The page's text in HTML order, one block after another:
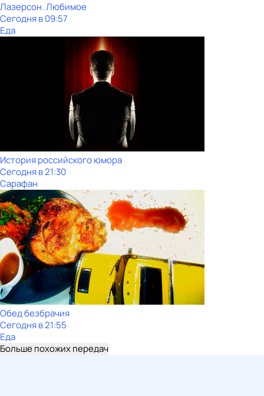
Лазерсон. Любимое
Сегодня в 09:57
Еда
История российского юмора
Сегодня в 21:30
Сарафан
Обед безбрачия
Сегодня в 21:55
Еда
Больше похожих передач